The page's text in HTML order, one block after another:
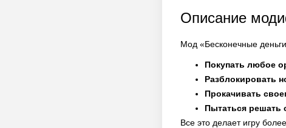
Описание
Мод «Бесконечные
Покупать любое
Разблокировать
Прокачивать
Пытаться решать
Все это делает игру